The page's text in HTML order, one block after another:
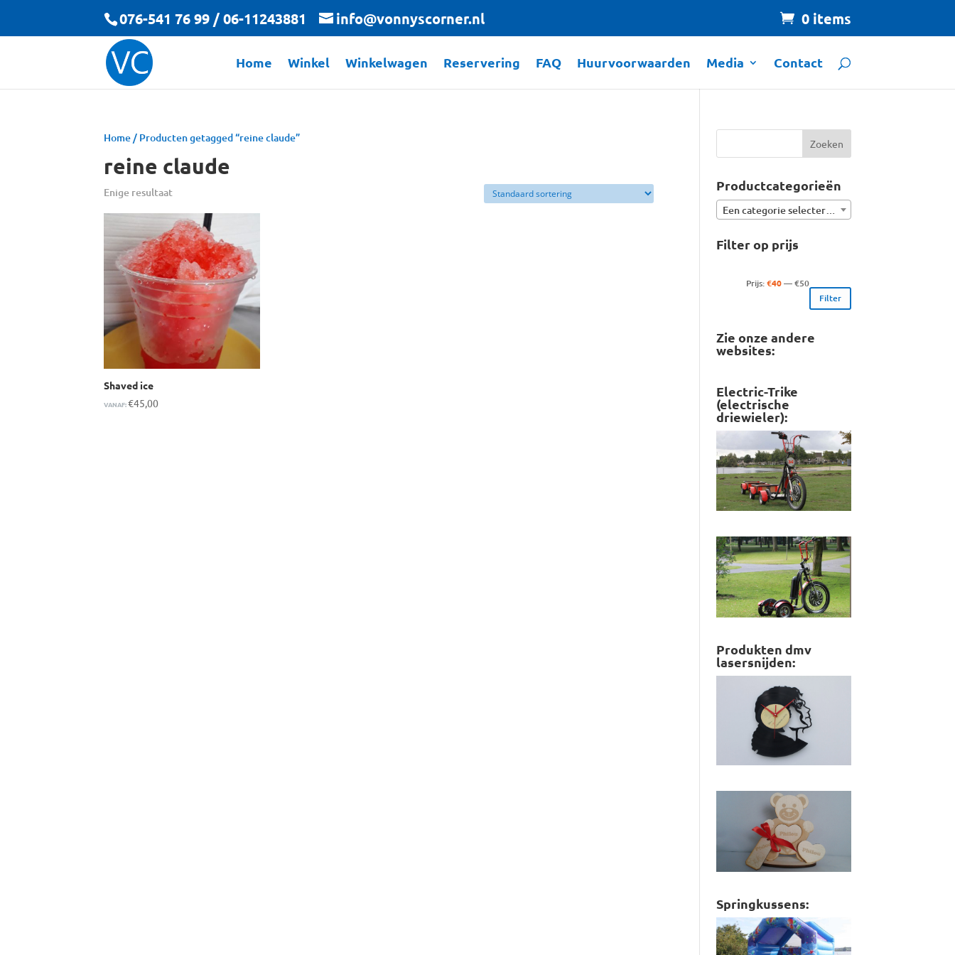
076-541 76 99 / 06-11243881 info@vonnyscorner.nl 0 items
Home Winkel Winkelwagen Reservering FAQ Huurvoorwaarden Media Contact
Home/ Producten getagged “reine claude”
reine claude
Enige resultaat
Shaved ice
VANAF:€45,00
Productcategorieën
Een categorie selecteren
Filter op prijs
Filter
Prijs:€40—€50
Zie onze andere
websites:
Electric-Trike
(electrische
driewieler):
Produkten dmv
lasersnijden:
Springkussens: